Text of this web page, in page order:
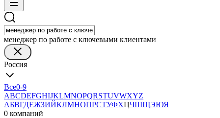
менеджер по работе с ключевыми клиентами
Россия
Все0-9
ABCDEFGHIJKLMNOPQRSTUVWXYZ
АБВГДЕЖЗИЙКЛМНОПРСТУФХЦЧШЩЭЮЯ
0 компаний